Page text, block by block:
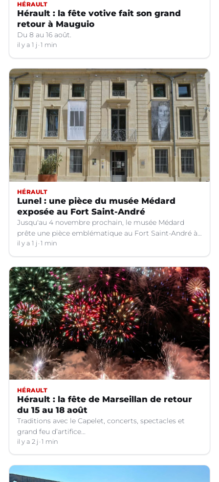
HÉRAULT
Hérault : la fête votive fait son grand
retour à Mauguio
Du 8 au 16 août.
il y a 1 j 1 min
HÉRAULT
Lunel : une pièce du musée Médard
exposée au Fort Saint-André
Jusqu'au 4 novembre prochain, le musée Médard
prête une pièce emblématique au Fort Saint-André à
Villeneuve-lez-Avignon (Gard).
il y a 1 j 1 min
HÉRAULT
Hérault : la fête de Marseillan de retour
du 15 au 18 août
Traditions avec le Capelet, concerts, spectacles et
grand feu d’artifice...
il y a 2 j 1 min